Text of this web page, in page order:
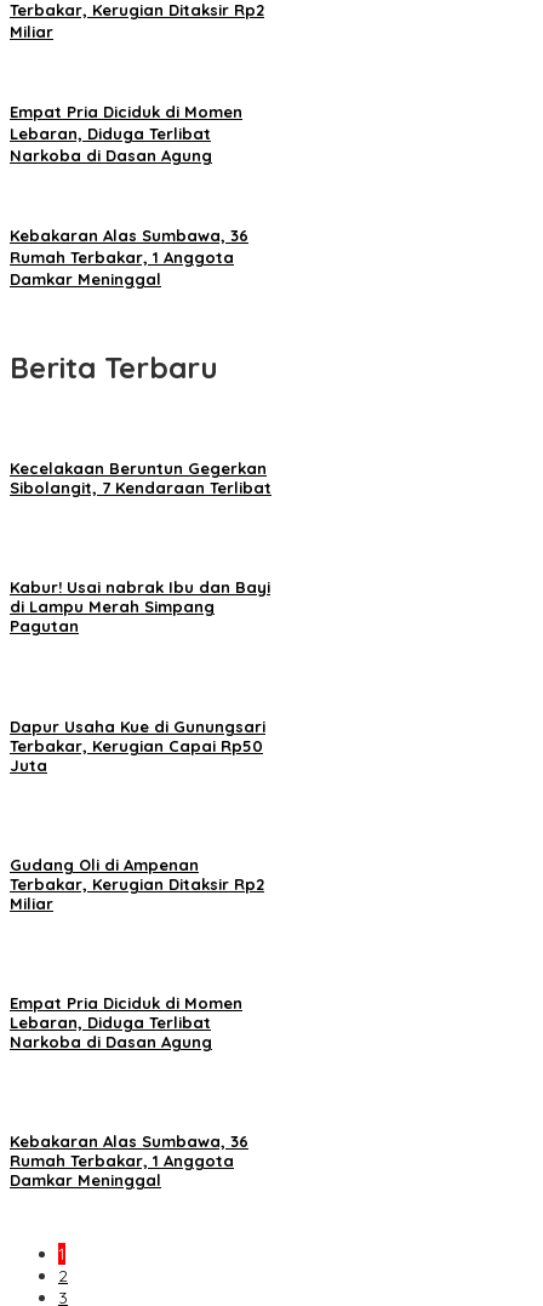
Terbakar, Kerugian Ditaksir Rp2
Miliar
Empat Pria Diciduk di Momen
Lebaran, Diduga Terlibat
Narkoba di Dasan Agung
Kebakaran Alas Sumbawa, 36
Rumah Terbakar, 1 Anggota
Damkar Meninggal
Berita Terbaru
Kecelakaan Beruntun Gegerkan
Sibolangit, 7 Kendaraan Terlibat
Kabur! Usai nabrak Ibu dan Bayi
di Lampu Merah Simpang
Pagutan
Dapur Usaha Kue di Gunungsari
Terbakar, Kerugian Capai Rp50
Juta
Gudang Oli di Ampenan
Terbakar, Kerugian Ditaksir Rp2
Miliar
Empat Pria Diciduk di Momen
Lebaran, Diduga Terlibat
Narkoba di Dasan Agung
Kebakaran Alas Sumbawa, 36
Rumah Terbakar, 1 Anggota
Damkar Meninggal
1
2
3